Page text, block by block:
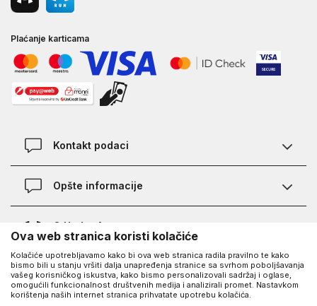
Plaćanje karticama
Kontakt podaci
Kontakt
Opšte informacije
Provjera statusa porudžbine
Najčešća pitanja
Kako kupiti
O Under Armour-u
O nama - priča o UA
Saznajte više o UA
Karijera
UA Social
Facebook
Ova web stranica koristi kolačiće
Kolačiće upotrebljavamo kako bi ova web stranica radila pravilno te kako
bismo bili u stanju vršiti dalja unapređenja stranice sa svrhom poboljšavanja
vašeg korisničkog iskustva, kako bismo personalizovali sadržaj i oglase,
omogućili funkcionalnost društvenih medija i analizirali promet. Nastavkom
korištenja naših internet stranica prihvatate upotrebu kolačića.